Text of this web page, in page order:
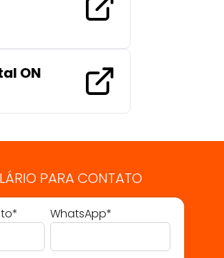
ON
PARA CONTATO
WhatsApp*